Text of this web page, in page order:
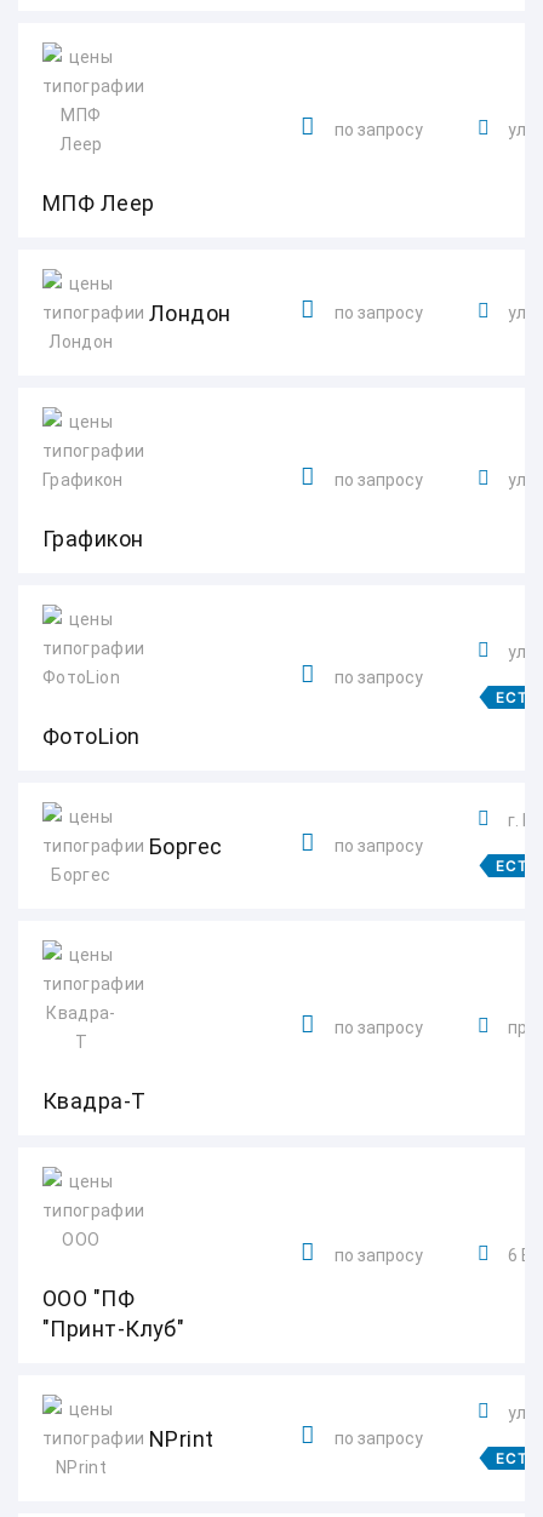
МПФ Леер
по запросу ул.
Лондон по запросу ул.
Графикон
по запросу ул.
ФотоLion
по запросу
ул.
Боргес по запросу
г.
Квадра-Т
по запросу
ООО "ПФ
"Принт-Клуб"
по запросу 6
NPrint по запросу
ул.